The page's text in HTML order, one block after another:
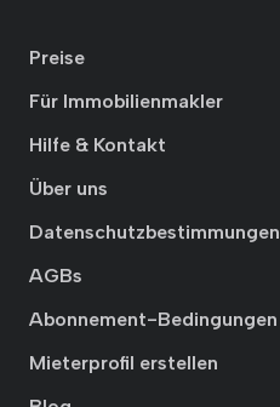
Preise
Für Immobilienmakler
Hilfe & Kontakt
Über uns
Datenschutzbestimmungen
AGBs
Abonnement-Bedingungen
Mieterprofil erstellen